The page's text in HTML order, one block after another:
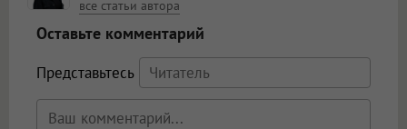
все статьи автора
Оставьте комментарий
Представьтесь